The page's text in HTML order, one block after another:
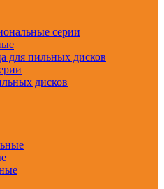
серии
для пильных дисков
дисков